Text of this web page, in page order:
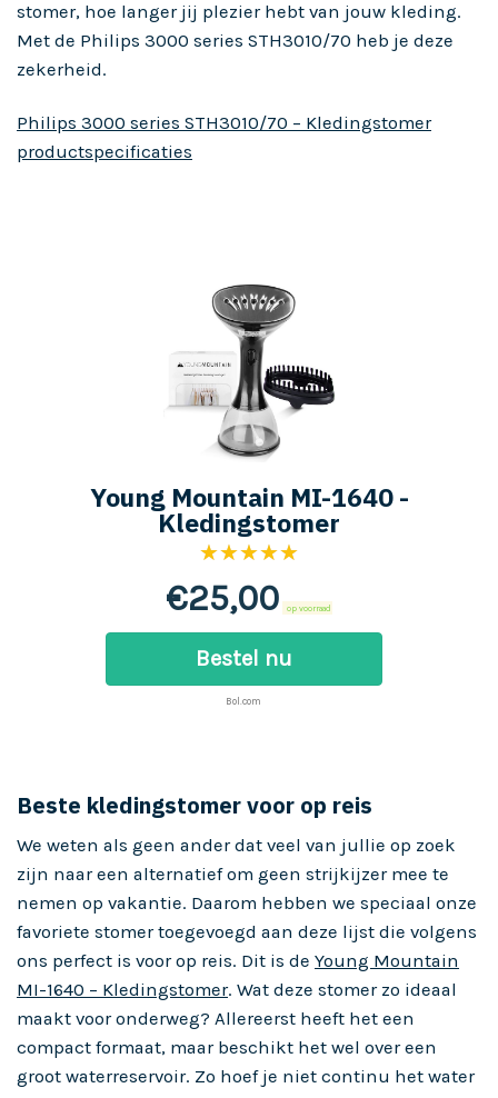
stomer, hoe langer jij plezier hebt van jouw kleding.
Met de Philips 3000 series STH3010/70 heb je deze
zekerheid.
Philips 3000 series STH3010/70 – Kledingstomer
productspecificaties
Beste kledingstomer voor op reis
We weten als geen ander dat veel van jullie op zoek
zijn naar een alternatief om geen strijkijzer mee te
nemen op vakantie. Daarom hebben we speciaal onze
favoriete stomer toegevoegd aan deze lijst die volgens
ons perfect is voor op reis. Dit is de Young Mountain
MI-1640 – Kledingstomer. Wat deze stomer zo ideaal
maakt voor onderweg? Allereerst heeft het een
compact formaat, maar beschikt het wel over een
groot waterreservoir. Zo hoef je niet continu het water
Young Mountain MI-1640 -
Kledingstomer
★★★★★
€25,00 op voorraad
Bestel nu
Bol.com